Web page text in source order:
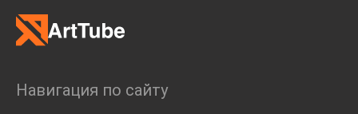
Мастерские
Дискуссия
Пост-релиз
Маркет
Навигация по сайту